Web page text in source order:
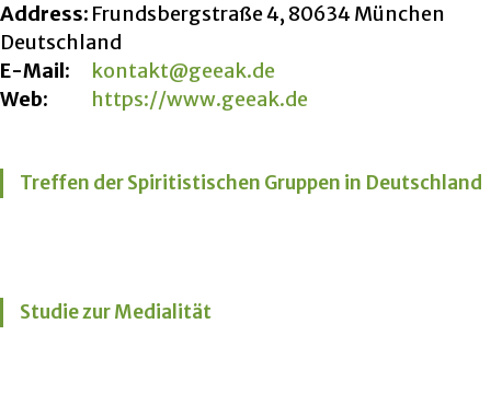
Address: Frundsbergstraße 4, 80634 München
Deutschland
E-Mail:
kontakt@geeak.de
Web:
https://www.geeak.de
Treffen der Spiritistischen Gruppen in Deutschland
Studie zur Medialität